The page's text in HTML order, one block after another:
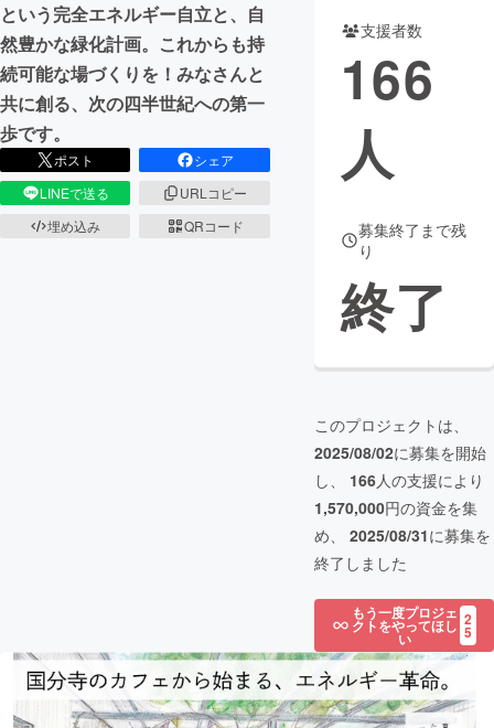
という完全エネルギー自立と、自
然豊かな緑化計画。これからも持
続可能な場づくりを！みなさんと
共に創る、次の四半世紀への第一
歩です。
ポスト
シェア
LINEで送る
URLコピー
埋め込み
QRコード
支援者数
166
人
募集終了まで残
り
終了
このプロジェクトは、
2025/08/02に募集を開始
し、 166人の支援により
1,570,000円の資金を集
め、 2025/08/31に募集を
終了しました
もう一度プロジェ
クトをやってほし
い
2
5